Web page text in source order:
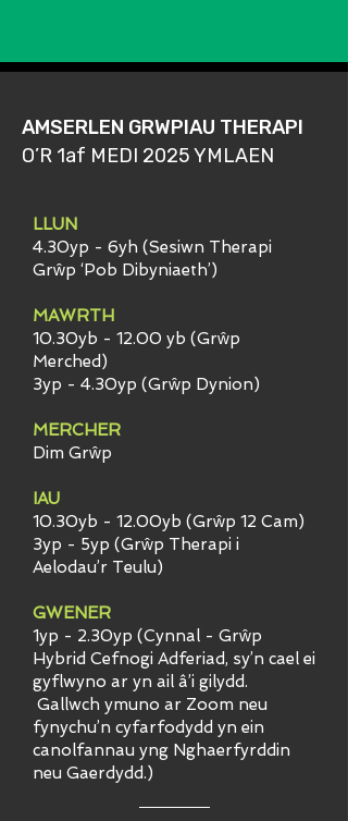
AMSERLEN GRWPIAU THERAPI
O’R 1af MEDI 2025 YMLAEN
LLUN
4.30yp - 6yh (Sesiwn Therapi
Grŵp ‘Pob Dibyniaeth’)
MAWRTH
10.30yb - 12.00 yb (Grŵp
Merched)
3yp - 4.30yp (Grŵp Dynion)
MERCHER
Dim Grŵp
IAU
10.30yb - 12.00yb (Grŵp 12 Cam)
3yp - 5yp (Grŵp Therapi i
Aelodau’r Teulu)
GWENER
1yp - 2.30yp (Cynnal - Grŵp
Hybrid Cefnogi Adferiad, sy’n cael ei
gyflwyno ar yn ail â’i gilydd.
Gallwch ymuno ar Zoom neu
fynychu’n cyfarfodydd yn ein
canolfannau yng Nghaerfyrddin
neu Gaerdydd.)